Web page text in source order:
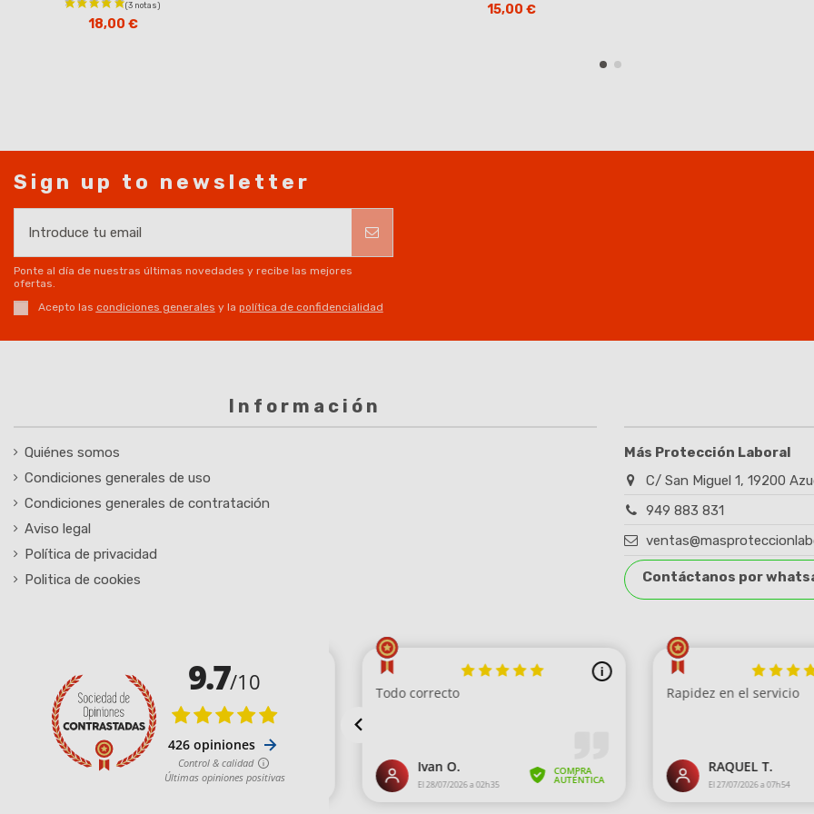
18,00 €
15,00 €
Sign up to newsletter
Ponte al día de nuestras últimas novedades y recibe las mejores
ofertas.
Acepto las condiciones generales y la política de confidencialidad
Información
Quiénes somos
Condiciones generales de uso
Condiciones generales de contratación
Aviso legal
Política de privacidad
Politica de cookies
Más Protección Laboral
C/ San Miguel 1, 19200
949 883 831
Contáctanos por